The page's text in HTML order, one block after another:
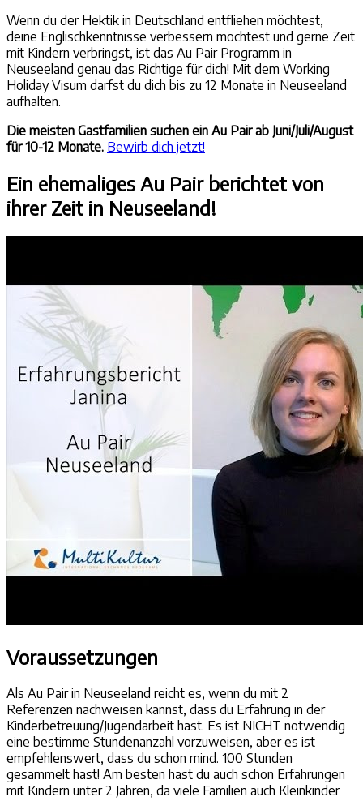
Wenn du der Hektik in Deutschland entfliehen möchtest,
deine Englischkenntnisse verbessern möchtest und gerne Zeit
mit Kindern verbringst, ist das Au Pair Programm in
Neuseeland genau das Richtige für dich! Mit dem Working
Holiday Visum darfst du dich bis zu 12 Monate in Neuseeland
aufhalten.
Die meisten Gastfamilien suchen ein Au Pair ab Juni/Juli/August
für 10-12 Monate. Bewirb dich jetzt!
Ein ehemaliges Au Pair berichtet von
ihrer Zeit in Neuseeland!
Voraussetzungen
Als Au Pair in Neuseeland reicht es, wenn du mit 2
Referenzen nachweisen kannst, dass du Erfahrung in der
Kinderbetreuung/Jugendarbeit hast. Es ist NICHT notwendig
eine bestimme Stundenanzahl vorzuweisen, aber es ist
empfehlenswert, dass du schon mind. 100 Stunden
gesammelt hast! Am besten hast du auch schon Erfahrungen
mit Kindern unter 2 Jahren, da viele Familien auch Kleinkinder